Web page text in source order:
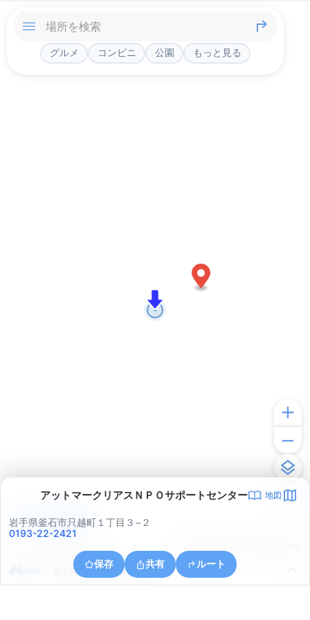
グルメ コンビニ 公園 もっと見る
アットマークリアスＮＰＯサポートセンター 地図
岩手県釜石市只越町１丁目３−２
0193-22-2421
保存 共有 ルート
岩手県釜石市鈴子町２３
アプリで見る